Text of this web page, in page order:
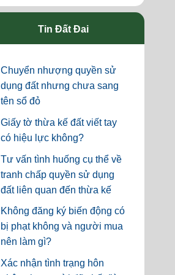
Tin Đất Đai
Chuyển nhượng quyền sử
dụng đất nhưng chưa sang
tên sổ đỏ
Giấy tờ thừa kế đất viết tay
có hiệu lực không?
Tư vấn tình huống cụ thể về
tranh chấp quyền sử dụng
đất liên quan đến thừa kế
Không đăng ký biến động có
bị phạt không và người mua
nên làm gì?
Xác nhận tình trạng hôn